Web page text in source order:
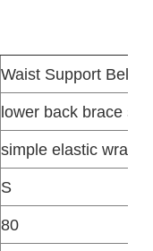
Waist Support Belt
lower back brace
simple elastic wrap-
S
80